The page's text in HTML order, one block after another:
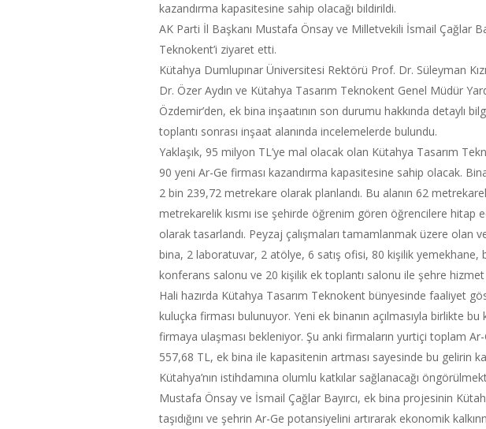
kazandırma kapasitesine sahip olacağı bildirildi.
AK Parti İl Başkanı Mustafa Önsay ve Milletvekili İsmail Çağlar
Teknokent’i ziyaret etti.
Kütahya Dumlupınar Üniversitesi Rektörü Prof. Dr. Süleyman
Dr. Özer Aydın ve Kütahya Tasarım Teknokent Genel Müdür
Özdemir’den, ek bina inşaatının son durumu hakkında detaylı
toplantı sonrası inşaat alanında incelemelerde bulundu.
Yaklaşık, 95 milyon TL’ye mal olacak olan Kütahya Tasarım
90 yeni Ar-Ge firması kazandırma kapasitesine sahip olacak.
2 bin 239,72 metrekare olarak planlandı. Bu alanın 62
metrekarelik kısmı ise şehirde öğrenim gören öğrencilere hitap
olarak tasarlandı. Peyzaj çalışmaları tamamlanmak üzere olan
bina, 2 laboratuvar, 2 atölye, 6 satış ofisi, 80 kişilik yemekhane,
konferans salonu ve 20 kişilik ek toplantı salonu ile şehre
Hali hazırda Kütahya Tasarım Teknokent bünyesinde faaliyet
kuluçka firması bulunuyor. Yeni ek binanın açılmasıyla birlikte bu
firmaya ulaşması bekleniyor. Şu anki firmaların yurtiçi toplam
557,68 TL, ek bina ile kapasitenin artması sayesinde bu gelirin
Kütahya’nın istihdamına olumlu katkılar sağlanacağı
Mustafa Önsay ve İsmail Çağlar Bayırcı, ek bina projesinin
taşıdığını ve şehrin Ar-Ge potansiyelini artırarak ekonomik